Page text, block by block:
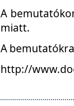
A
miatt.
A
http://